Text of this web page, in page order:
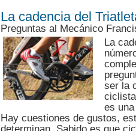
La cadencia del
Preguntas al Mecánico
La
ser la
es
Hay cuestiones de gustos,